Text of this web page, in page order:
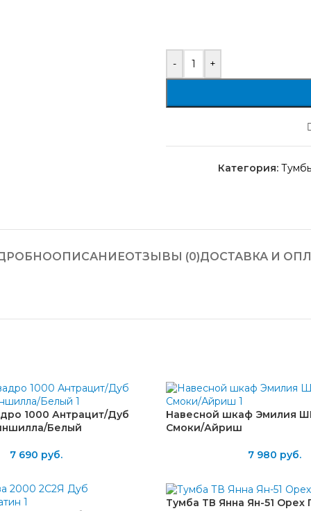
- +
Категория:
ОПИСАНИЕОТЗЫВЫ (0)ДОСТАВКА И
1000 Антрацит/Дуб
Белый
7 690 руб.
Навесной шкаф Эмилия
Смоки/Айриш
7 980 руб.
Тумба ТВ Янна Ян-51 Орех